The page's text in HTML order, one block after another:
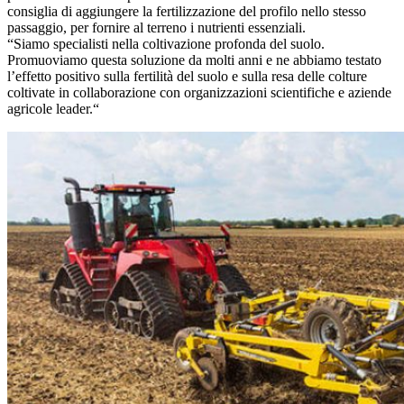
consiglia di aggiungere la fertilizzazione del profilo nello stesso
passaggio, per fornire al terreno i nutrienti essenziali.
“Siamo specialisti nella coltivazione profonda del suolo.
Promuoviamo questa soluzione da molti anni e ne abbiamo testato
l’effetto positivo sulla fertilità del suolo e sulla resa delle colture
coltivate in collaborazione con organizzazioni scientifiche e aziende
agricole leader.“